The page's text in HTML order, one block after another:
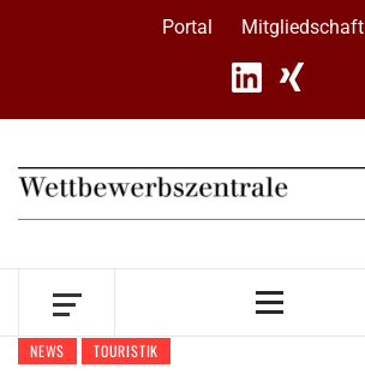
Portal Mitgliedschaft
Primary
NEWS TOURISTIK